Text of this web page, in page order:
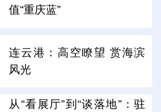
值“重庆蓝”
连云港：高空瞭望 赏海滨
风光
从“看展厅”到“谈落地”：驻